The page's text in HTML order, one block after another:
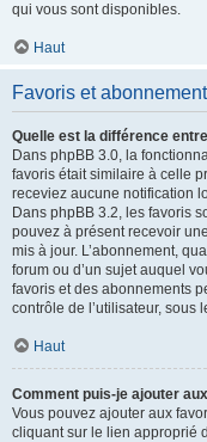
qui vous sont disponibles.
Haut
Favoris et
Quelle est la différence
Dans phpBB 3.0, la
favoris était similaire à celle
receviez aucune notification
Dans phpBB 3.2, les favoris
pouvez à présent recevoir
mis à jour. L’abonnement,
forum ou d’un sujet auquel
favoris et des abonnements
contrôle de l’utilisateur, sous
Haut
Comment puis-je ajouter
Vous pouvez ajouter aux
cliquant sur le lien approprié